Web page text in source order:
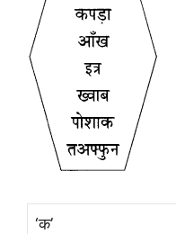
‘क’